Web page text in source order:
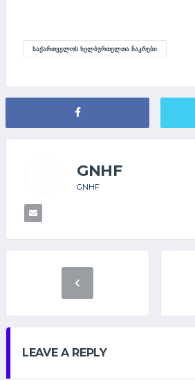
ᲡᲐᲥᲐᲠᲗᲕᲔᲚᲝᲡ ᲮᲔᲚᲑᲣᲠᲗᲔᲚᲗᲐ ᲜᲐᲙᲠᲔᲑᲘ
GNHF
GNHF
LEAVE A REPLY